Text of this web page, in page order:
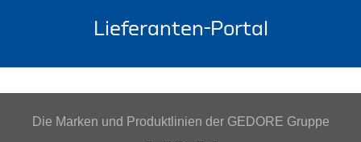
Lieferanten-Portal
Die Marken und Produktlinien der GEDORE Gruppe